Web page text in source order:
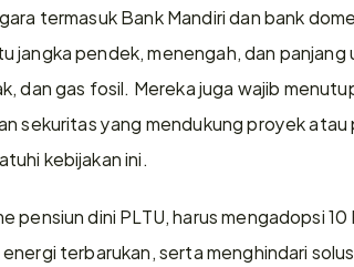
termasuk Bank Mandiri dan bank
pendek, menengah, dan panjang
dan gas fosil. Mereka juga wajib
sekuritas yang mendukung proyek
kebijakan ini.
dini PLTU, harus mengadopsi 10
terbarukan, serta menghindari